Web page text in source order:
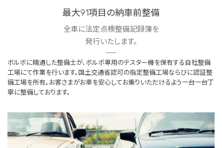
最大91項目の納車前整備
全車に法定点検整備記録簿を
発行いたします。
ボルボに精通した整備士が、ボルボ専用のテスター機を保有する自社整備
工場にて作業を行います。国土交通省認可の指定整備工場ならびに認証整
備工場を所有。お客さまがお車を安心してお乗りいただけるよう一台一台丁
寧に整備しております。